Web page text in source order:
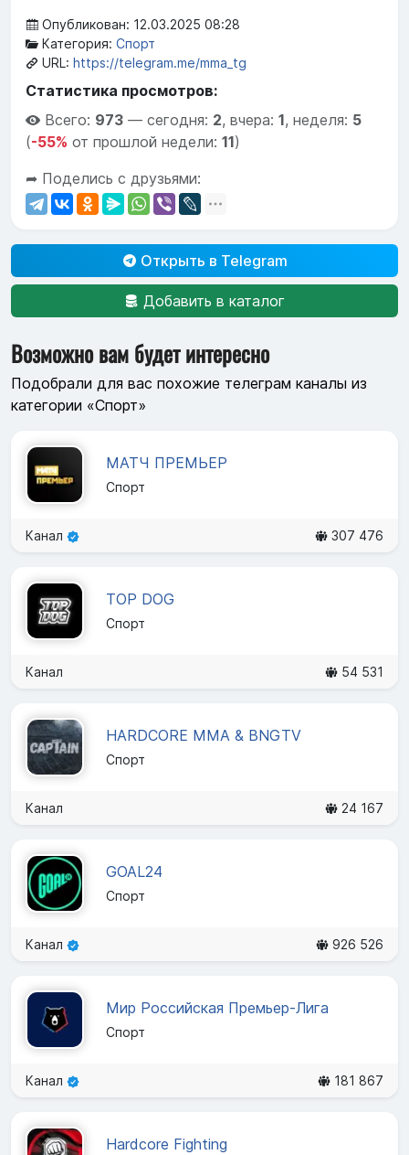
Опубликован: 12.03.2025 08:28
Категория: Спорт
URL: https://telegram.me/mma_tg
Статистика просмотров:
Всего: 973 — сегодня: 2, вчера: 1, неделя: 5
(-55% от прошлой недели: 11)
➦ Поделись с друзьями:
Открыть в Telegram
Добавить в каталог
Возможно вам будет интересно
Подобрали для вас похожие телеграм каналы из
категории «Спорт»
МАТЧ ПРЕМЬЕР
Спорт
Канал 307 476
TOP DOG
Спорт
Канал 54 531
HARDCORE MMA & BNGTV
Спорт
Канал 24 167
GOAL24
Спорт
Канал 926 526
Мир Российская Премьер-Лига
Спорт
Канал 181 867
Hardcore Fighting